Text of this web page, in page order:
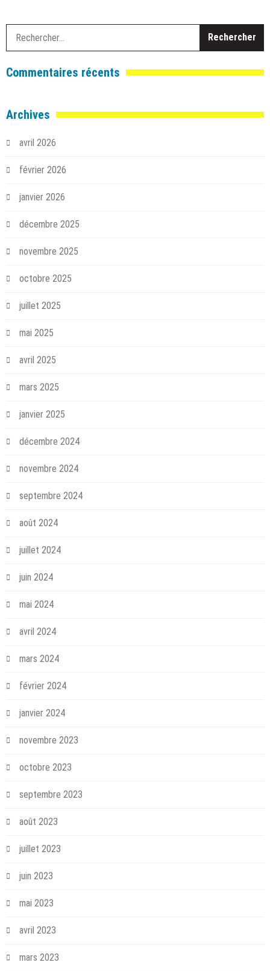
Commentaires récents
Archives
avril 2026
février 2026
janvier 2026
décembre 2025
novembre 2025
octobre 2025
juillet 2025
mai 2025
avril 2025
mars 2025
janvier 2025
décembre 2024
novembre 2024
septembre 2024
août 2024
juillet 2024
juin 2024
mai 2024
avril 2024
mars 2024
février 2024
janvier 2024
novembre 2023
octobre 2023
septembre 2023
août 2023
juillet 2023
juin 2023
mai 2023
avril 2023
mars 2023